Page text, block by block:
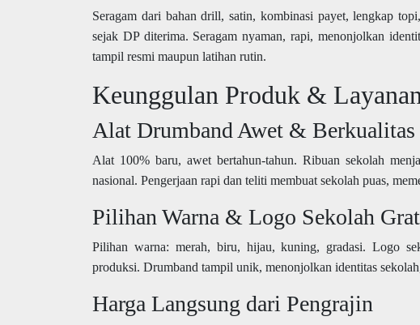
Seragam dari bahan drill, satin, kombinasi payet, lengkap
sejak DP diterima. Seragam nyaman, rapi, menonjolkan
tampil resmi maupun latihan rutin.
Keunggulan Produk &
Alat Drumband Awet & Berkualitas
Alat 100% baru, awet bertahun-tahun. Ribuan sekolah
nasional. Pengerjaan rapi dan teliti membuat sekolah puas,
Pilihan Warna & Logo Sekolah
Pilihan warna: merah, biru, hijau, kuning, gradasi. Logo
produksi. Drumband tampil unik, menonjolkan identitas
Harga Langsung dari Pengrajin